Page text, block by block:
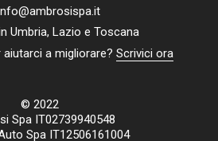
Umbria, Lazio e Toscana
aiutarci a migliorare? Scrivici ora
© 2022
Spa IT02739940548
Spa IT12506161004